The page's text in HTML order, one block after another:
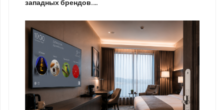
западных брендов.…